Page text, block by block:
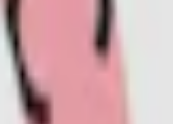
sukralos) samt